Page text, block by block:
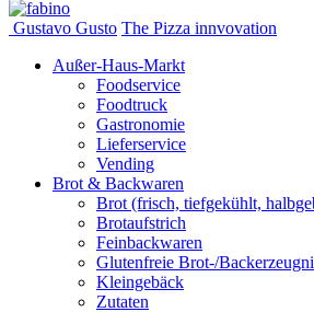
Gustavo Gusto The Pizza innvovation
Außer-Haus-Markt
Foodservice
Foodtruck
Gastronomie
Lieferservice
Vending
Brot & Backwaren
Brot (frisch, tiefgekühlt,
Brotaufstrich
Feinbackwaren
Glutenfreie Brot-/
Kleingebäck
Zutaten